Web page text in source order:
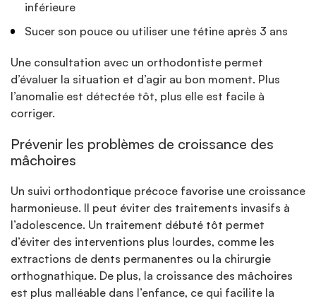
inférieure
Sucer son pouce ou utiliser une tétine après 3 ans
Une consultation avec un orthodontiste permet
d’évaluer la situation et d’agir au bon moment. Plus
l’anomalie est détectée tôt, plus elle est facile à
corriger.
Prévenir les problèmes de croissance des
mâchoires
Un suivi orthodontique précoce favorise une croissance
harmonieuse. Il peut éviter des traitements invasifs à
l’adolescence. Un traitement débuté tôt permet
d’éviter des interventions plus lourdes, comme les
extractions de dents permanentes ou la chirurgie
orthognathique. De plus, la croissance des mâchoires
est plus malléable dans l’enfance, ce qui facilite la